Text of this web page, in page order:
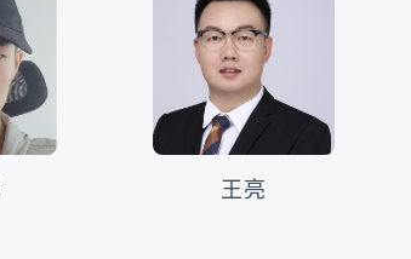
王亮